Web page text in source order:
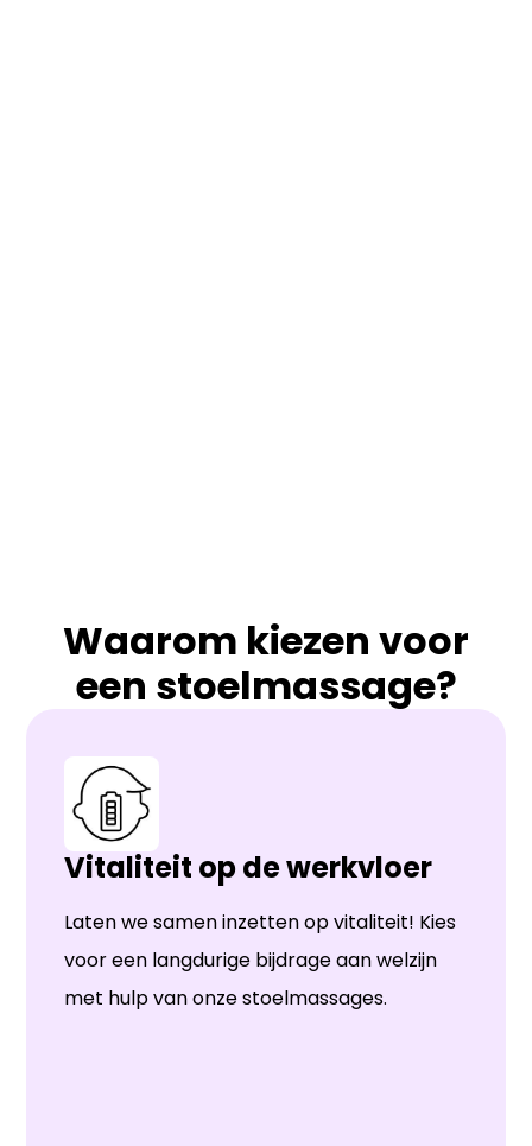
Waarom kiezen voor
een stoelmassage?
Vitaliteit op de werkvloer
Laten we samen inzetten op vitaliteit! Kies
voor een langdurige bijdrage aan welzijn
met hulp van onze stoelmassages.